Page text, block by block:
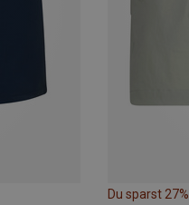
Du sparst 27%